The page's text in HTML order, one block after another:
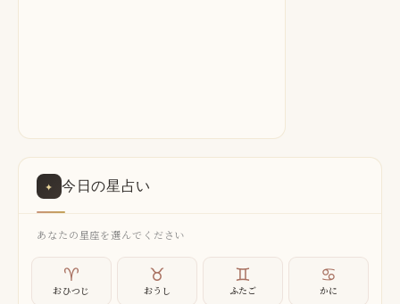
✦ 今日の星占い
あなたの星座を選んでください
♈
おひつじ
♉
おうし
♊
ふたご
♋
かに